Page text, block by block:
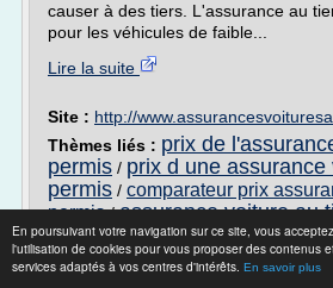
En poursuivant votre navigation sur ce site, vous acceptez
l'utilisation de cookies pour vous proposer des contenus
services adaptés à vos centres d'intérêts. En savoir plus
causer à des tiers. L'assurance au
pour les véhicules de faible...
Lire la suite
Site : http://
Thèmes liés : prix de
permis / prix d une assurance
permis / comparateur prix
permis/assurance voiture au
risques/comparateur
permis